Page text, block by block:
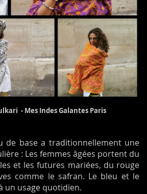
- Mes Indes Galantes Paris
de base a traditionnellement une
: Les femmes âgées portent du
et les futures mariées, du rouge
comme le safran. Le bleu et le
un usage quotidien.